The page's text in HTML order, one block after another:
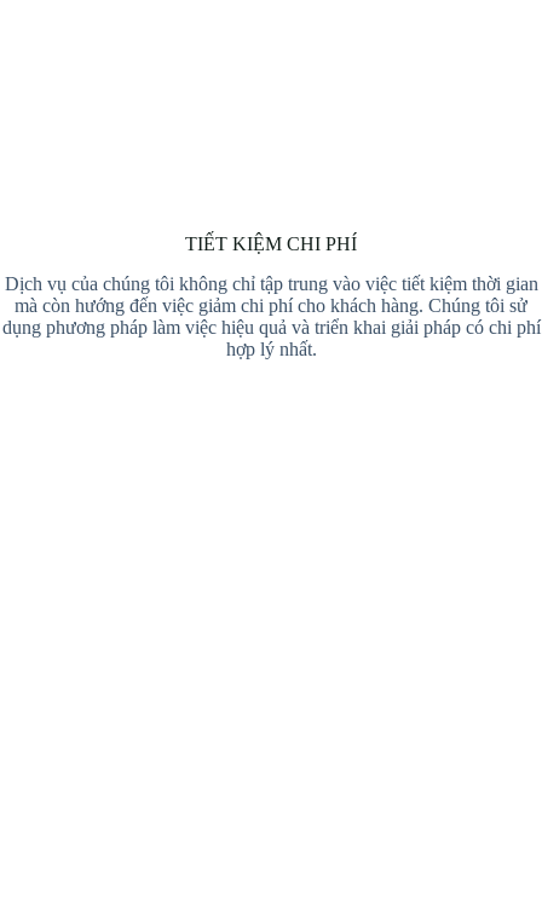
TIẾT KIỆM CHI PHÍ
Dịch vụ của chúng tôi không chỉ tập trung vào việc tiết kiệm thời gian
mà còn hướng đến việc giảm chi phí cho khách hàng. Chúng tôi sử
dụng phương pháp làm việc hiệu quả và triển khai giải pháp có chi phí
hợp lý nhất.